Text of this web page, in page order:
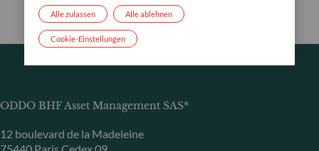
ODDO BHF Asset Management SAS*
12 boulevard de la Madeleine
Alle ablehnen
Alle zulassen
Cookie-Einstellungen